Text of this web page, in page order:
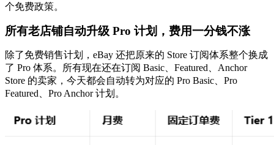
个免费政策。
所有老店铺自动升级 Pro 计划，费用一分钱不涨
除了免费销售计划，eBay 还把原来的 Store 订阅体系整个换成
了 Pro 体系。所有现在还在订阅 Basic、Featured、Anchor
Store 的卖家，今天都会自动转为对应的 Pro Basic、Pro
Featured、Pro Anchor 计划。